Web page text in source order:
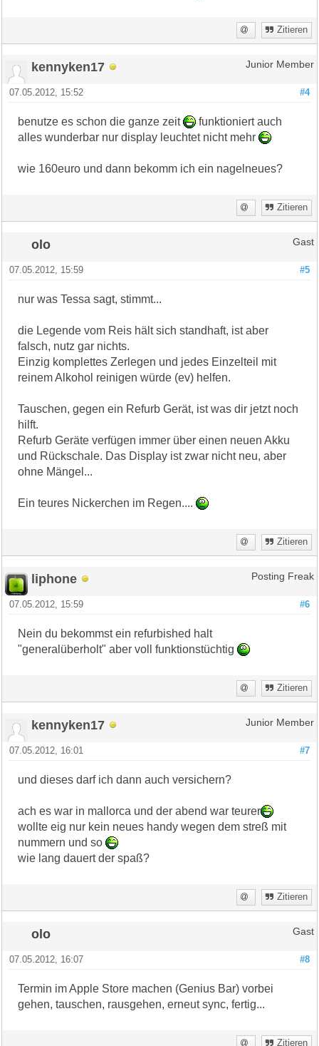
Zitieren
kennyken17 Junior Member
#4
07.05.2012, 15:52
benutze es schon die ganze zeit
funktioniert auch
alles wunderbar nur display leuchtet nicht mehr
wie 160euro und dann bekomm ich ein nagelneues?
Zitieren
olo Gast
#5
07.05.2012, 15:59
nur was Tessa sagt, stimmt...
die Legende vom Reis hält sich standhaft, ist aber
falsch, nutz gar nichts.
Einzig komplettes Zerlegen und jedes Einzelteil mit
reinem Alkohol reinigen würde (ev) helfen.
Tauschen, gegen ein Refurb Gerät, ist was dir jetzt noch
hilft.
Refurb Geräte verfügen immer über einen neuen Akku
und Rückschale. Das Display ist zwar nicht neu, aber
ohne Mängel...
Ein teures Nickerchen im Regen....
Zitieren
liphone Posting Freak
#6
07.05.2012, 15:59
Nein du bekommst ein refurbished halt
"generalüberholt" aber voll funktionstüchtig
Zitieren
kennyken17 Junior Member
#7
07.05.2012, 16:01
und dieses darf ich dann auch versichern?
ach es war in mallorca und der abend war teurer
wollte eig nur kein neues handy wegen dem streß mit
nummern und so
wie lang dauert der spaß?
Zitieren
olo Gast
#8
07.05.2012, 16:07
Termin im Apple Store machen (Genius Bar) vorbei
gehen, tauschen, rausgehen, erneut sync, fertig...
Zitieren